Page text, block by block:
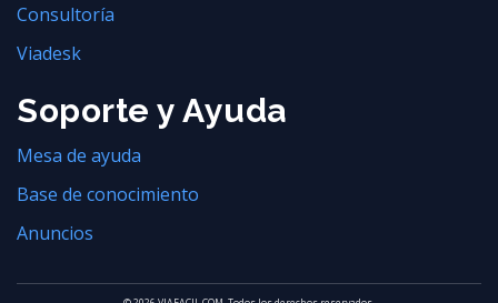
Consultoría
Viadesk
Soporte y Ayuda
Mesa de ayuda
Base de conocimiento
Anuncios